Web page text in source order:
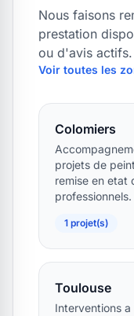
Nous faisons
prestation
ou d'avis actifs.
Voir toutes les
Colomiers
projets de
remise en etat
professionnels.
1 projet(s)
Toulouse
Interventions